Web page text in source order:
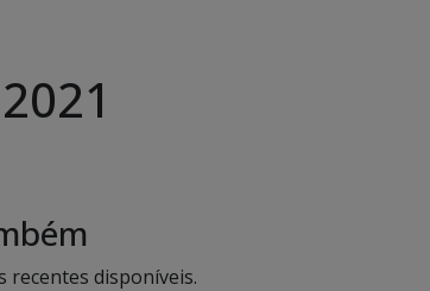
recentes disponíveis.